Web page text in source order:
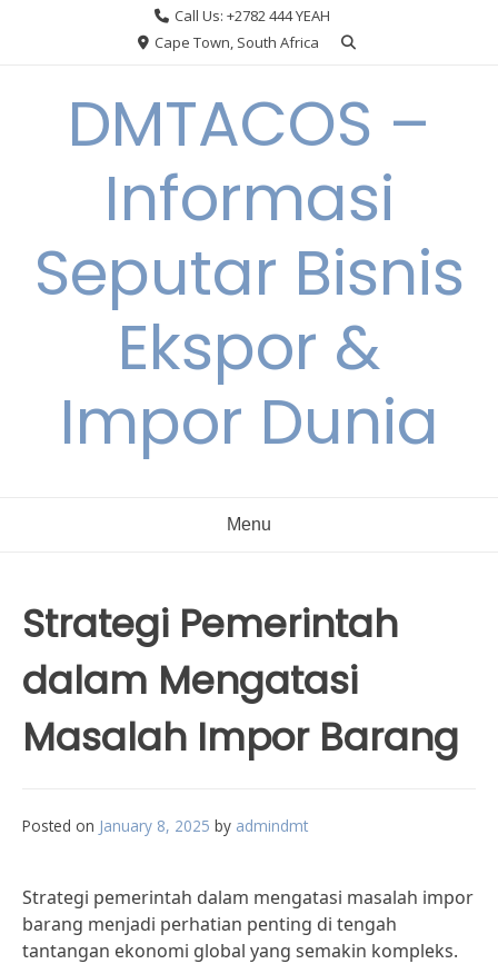
Call Us: +2782 444 YEAH
Cape Town, South Africa
DMTACOS –
Informasi
Seputar Bisnis
Ekspor &
Impor Dunia
Menu
Strategi Pemerintah
dalam Mengatasi
Masalah Impor Barang
Posted on January 8, 2025 by admindmt
Strategi pemerintah dalam mengatasi masalah impor
barang menjadi perhatian penting di tengah
tantangan ekonomi global yang semakin kompleks.